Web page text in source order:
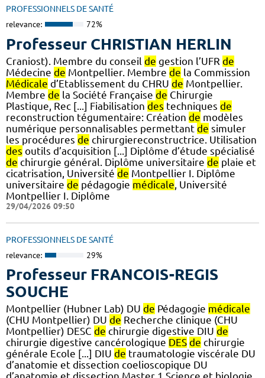
PROFESSIONNELS DE SANTÉ
relevance: 72%
Professeur CHRISTIAN HERLIN
Craniost). Membre du conseil de gestion l’UFR de
Médecine de Montpellier. Membre de la Commission
Médicale d’Etablissement du CHRU de Montpellier.
Membre de la Société Française de Chirurgie
Plastique, Rec [...] Fiabilisation des techniques de
reconstruction tégumentaire: Création de modèles
numérique personnalisables permettant de simuler
les procédures de chirurgiereconstructrice. Utilisation
des outils d’acquisition [...] Diplôme d’étude spécialisé
de chirurgie général. Diplôme universitaire de plaie et
cicatrisation, Université de Montpellier I. Diplôme
universitaire de pédagogie médicale, Université
Montpellier I. Diplôme
29/04/2026 09:50
PROFESSIONNELS DE SANTÉ
relevance: 29%
Professeur FRANCOIS-REGIS
SOUCHE
Montpellier (Hubner Lab) DU de Pédagogie médicale
(CHU Montpellier) DU de Recherche clinique (CHU
Montpellier) DESC de chirurgie digestive DIU de
chirurgie digestive cancérologique DES de chirurgie
générale Ecole [...] DIU de traumatologie viscérale DU
d’anatomie et dissection coelioscopique DU